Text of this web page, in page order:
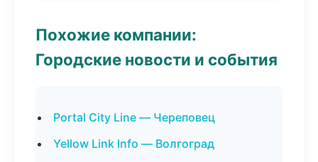
Похожие компании:
Городские новости и события
Portal City Line — Череповец
Yellow Link Info — Волгоград